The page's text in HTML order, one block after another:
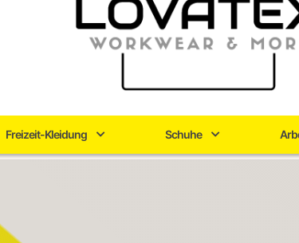
Freizeit-Kleidung Schuhe